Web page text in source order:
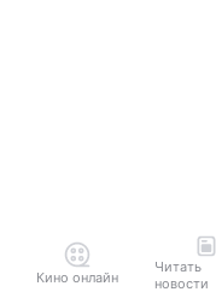
Кино онлайн
Читать
новости